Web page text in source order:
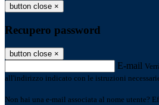
button close ×
Recupero password
button close ×
E-mail
all'indirizzo indicato con le istruzioni
Non hai una e-mail associata al nome utente?